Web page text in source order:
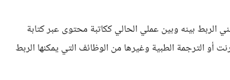
الربط بينه وبين عملي الحالي ككاتبة محتوى عبر كتابة
أو الترجمة الطبية وغيرها من الوظائف التي يمكنها الربط